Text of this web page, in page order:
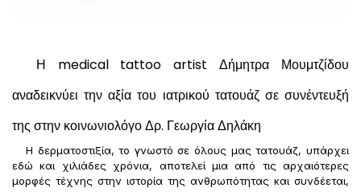
Η medical tattoo artist Δήμητρα Μουμτζίδου
αναδεικνύει την αξία του ιατρικού τατουάζ σε συνέντευξή
της στην κοινωνιολόγο Δρ. Γεωργία Δηλάκη
Η δερματοστιξία, το γνωστό σε όλους μας τατουάζ, υπάρχει
εδώ και χιλιάδες χρόνια, αποτελεί μια από τις αρχαιότερες
μορφές τέχνης στην ιστορία της ανθρωπότητας και συνδέεται,